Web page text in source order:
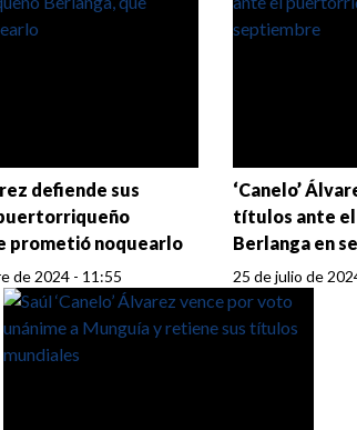
defiende sus
prometió noquearlo
de 2024 - 11:55
‘Canelo’
títulos ante
Berlanga en
25 de julio de